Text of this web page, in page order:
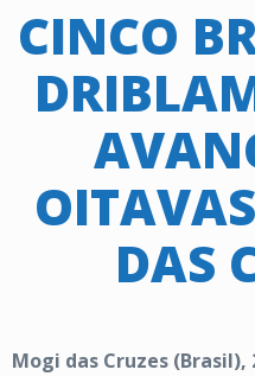
CINCO
DAS
Mogi das Cruzes (Brasil),